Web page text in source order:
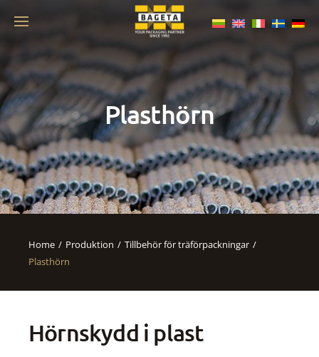
Plasthörn
Home Produktion
Tillbehör för träförpackningar
Plasthörn
Hörnskydd i plast